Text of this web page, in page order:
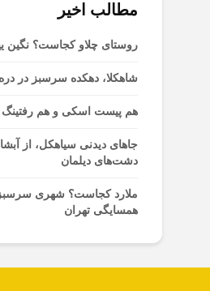
مطالب اخیر
روستای چلاو کجاست؟ نگین
شاهکلا، دهکده سرسبز در
هم پیست اسکی و هم رفتینگ
جاهای دیدنی سیاهکل، از
دشت‌های دیلمان
ملارد کجاست؟ شهری
همسایگی تهران